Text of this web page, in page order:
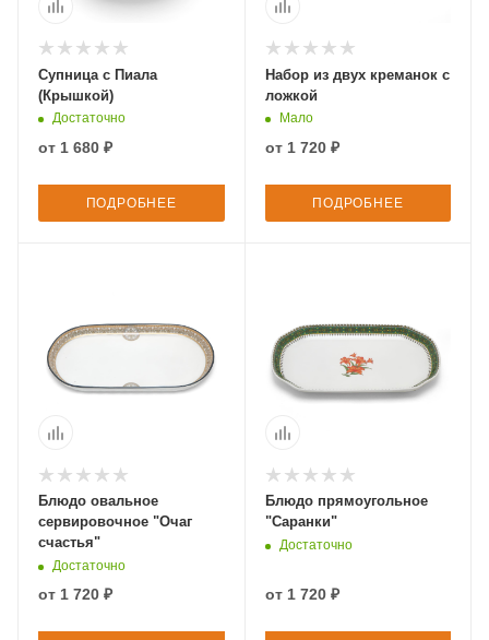
Супница с Пиала
(Крышкой)
Достаточно
от 1 680 ₽
ПОДРОБНЕЕ
Набор из двух креманок с
ложкой
Мало
от 1 720 ₽
ПОДРОБНЕЕ
Блюдо овальное
сервировочное "Очаг
счастья"
Достаточно
от 1 720 ₽
Блюдо прямоугольное
"Саранки"
Достаточно
от 1 720 ₽